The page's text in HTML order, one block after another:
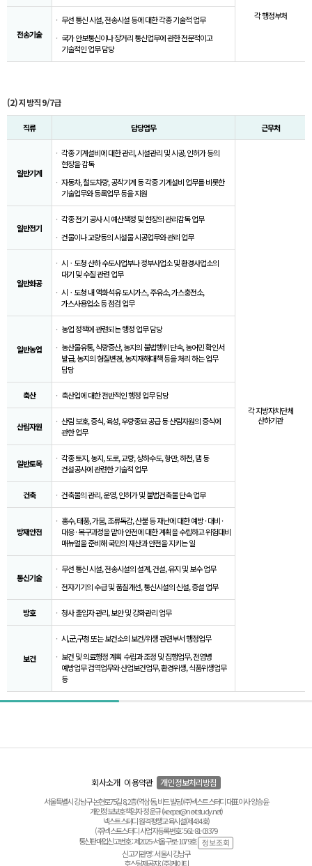
각 행정부처
전송기술
무선 통신 시설, 전송시설 등에 대한 각종 기술적 업무
국가 안보통신이나 장거리 통신업무에 관한 전문적이고
기술적인 업무 담당
(2) 지방직 9/7급
직류 담당업무 근무처
일반기계
각종 기계설비에 대한 관리, 시설관리 및 시공, 인허가 등의
현장을 감독
자동차, 철도차량, 공작기계 등 각종 기계설비 업무를 비롯한
기술업무와 등록업무 등을 지원
각 지방자치단체
산하기관
일반전기
각종 전기 공사 시 예산책정 및 현장의 관리감독 업무
건물이나 교량등의 시설물 시공업무와 관리 업무
일반화공
시ㆍ도청 산하 수도사업부나 정부사업소 및 환경사업소의
대기 및 수질 관련 업무
시ㆍ도청 내 액화석유 도시가스, 주유소, 가스충전소,
가스사용업소 등 점검 업무
일반농업
농업 정책에 관련되는 행정 업무 담당
농산물유통, 식량증산, 농지의 불법행위 단속, 농어민 확인서
발급, 농지의 형질변경, 농지재해대책 등을 처리 하는 업무
담당
축산 축산업에 대한 전반적인 행정 업무 담당
산림자원
산림 보호, 증식, 육성, 우량종묘 공급 등 산림자원의 증식에
관한 업무
일반토목
각종 토지, 농지, 도로, 교량, 상하수도, 항만, 하천, 댐 등
건설공사에 관련한 기술적 업무
건축 건축물의 관리, 운영, 인허가 및 불법건축물 단속 업무
방재안전
홍수, 태풍, 가뭄, 조류독감, 산불 등 재난에 대한 예방 · 대비 ·
대응 · 복구과정을 맡아 안전에 대한 계획을 수립하고 위험대비
매뉴얼을 준비해 국민의 재산과 안전을 지키는 일
통신기술
무선 통신 시설, 전송시설의 설계, 건설, 유지 및 보수 업무
전자기기의 수급 및 품질개선, 통신시설의 신설, 증설 업무
방호 청사 출입자 관리, 보안 및 강화관리 업무
보건
시,군,구청 또는 보건소의 보건/위생 관련부서 행정업무
보건 및 의료행정 계획 수립과 조정 및 집행업무, 전염병
예방업무 검역업무와 산업보건업무, 환경위생, 식품위생업무
등
회사소개 이용약관 개인정보처리방침
서울특별시 강남구 논현로75길 8, 2층(역삼동, 비드 빌딩) ㈜넥스트스터디 대표이사 양승윤
개인정보보호책임자 정운규 (keeper@nextstudy.net)
넥스트스터디 원격평생교육시설(제434호)
(주)넥스트스터디 사업자등록번호 : 561-81-03379
통신판매업신고번호 : 제2025-서울구로-1079호
신고기관명 : 서울시 강남구
호스팅제공자 : (주)케이티